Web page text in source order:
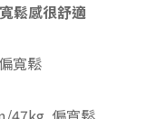
鬆感很舒適
寬鬆